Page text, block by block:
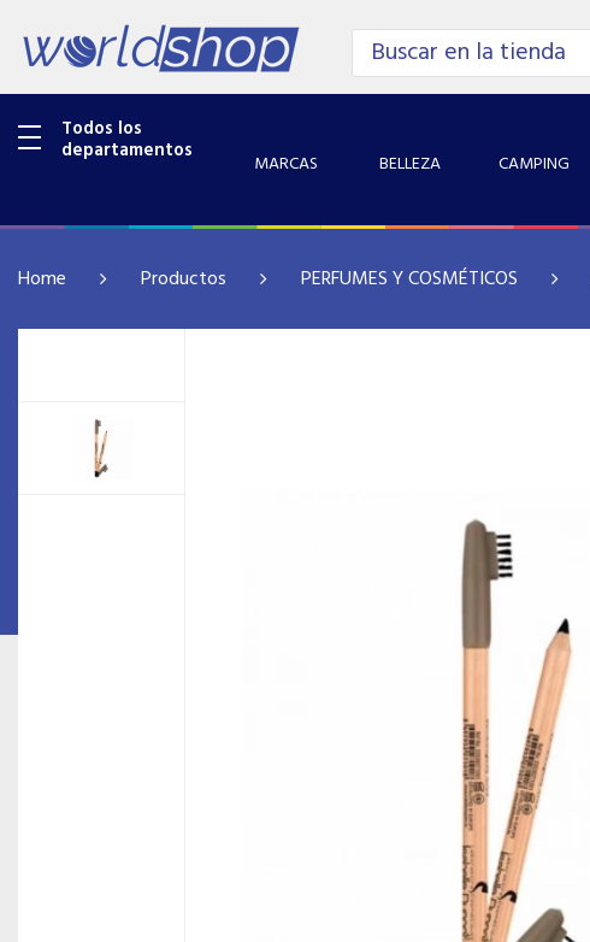
Todos los
departamentos MARCAS BELLEZA CAMPING
Home Productos PERFUMES Y COSMÉTICOS